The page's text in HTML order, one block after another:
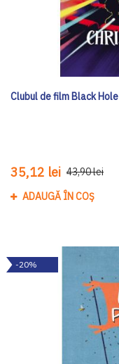
Clubul de film Black Hole
35,12 lei 43,90 lei
ADAUGĂ ÎN COȘ
-20%